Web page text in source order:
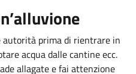
autorità prima di rientrare in
acqua dalle cantine ecc.
allagate e fai attenzione